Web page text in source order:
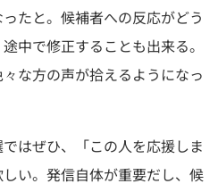
たと。候補者への反応がどう
中で修正することも出来る。
な方の声が拾えるようになっ
はぜひ、「この人を応援しま
い。発信自体が重要だし、候